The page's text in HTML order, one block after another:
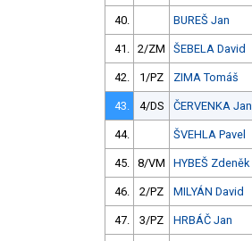
40. BUREŠ Jan
41. 2/ZM ŠEBELA David
42. 1/PZ ZIMA Tomáš
43. 4/DS ČERVENKA Jan
44. ŠVEHLA Pavel
45. 8/VM HYBEŠ Zdeněk
46. 2/PZ MILYÁN David
47. 3/PZ HRBÁČ Jan